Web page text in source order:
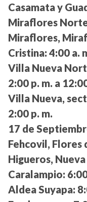
Casamata y
Miraflores
Miraflores,
Cristina: 4:00 a.
Villa Nueva
2:00 p. m. a
Villa Nueva,
2:00 p. m.
17 de
Fehcovil, Flores
Higueros,
Caralampio:
Aldea Suyapa: